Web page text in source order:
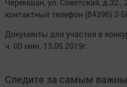
Черемшан, ул. Советская, д.32.,
контактный телефон (84396) 2-
Документы для участия в
ч. 00 мин. 13.05.2019г.
Следите за самым